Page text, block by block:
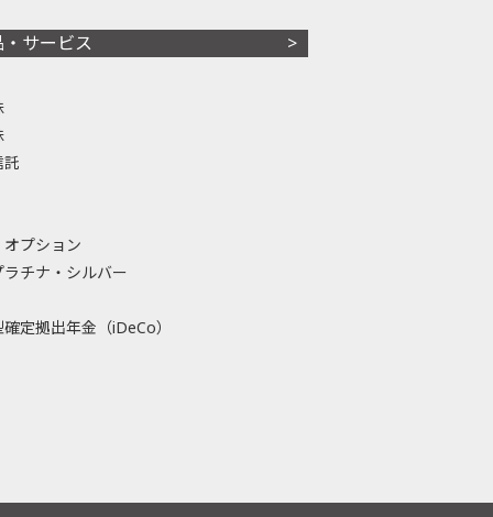
・サービス
託
プション
ラチナ・シルバー
定拠出年金（iDeCo）